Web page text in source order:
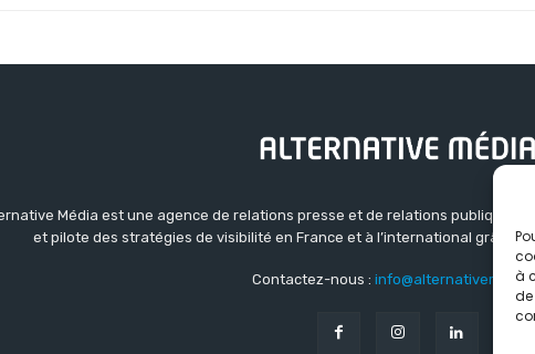
à
de
Média est une agence de relations presse et de relations publiques
et pilote des stratégies de visibilité en France et à l’international grâce à
Contactez-nous :